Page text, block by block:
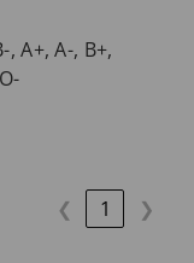
, A+, A-, B+,
❮
1 ❯